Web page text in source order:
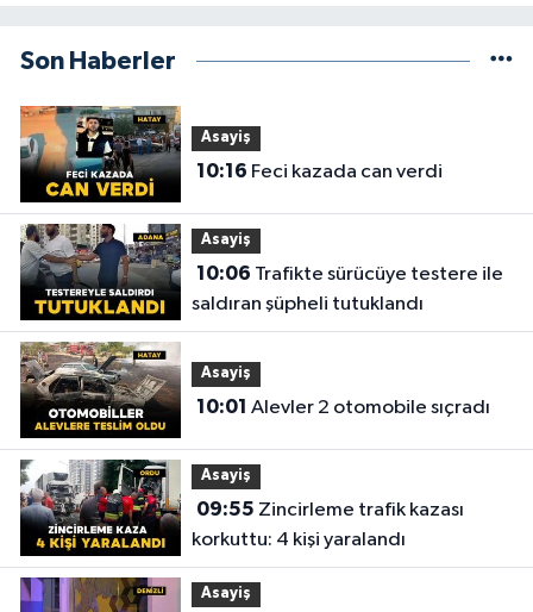
Son Haberler
Asayiş
10:16 Feci kazada can verdi
Asayiş
10:06
saldıran şüpheli tutuklandı
Asayiş
10:01 Alevler 2 otomobile sıçradı
Asayiş
09:55
korkuttu: 4 kişi yaralandı
Asayiş